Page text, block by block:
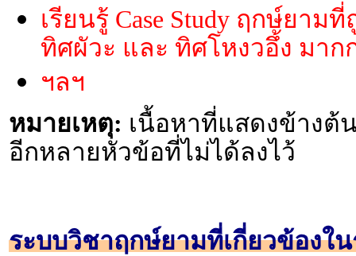
เรียนรู้ Case Study ฤกษ์ยา
ทิศผัวะ และ ทิศโหงวอึ้ง มากก
ฯลฯ
หมายเหตุ: เนื้อหาที่แสดงข้างต้
อีกหลายหัวข้อที่ไม่ได้ลงไว้
ระบบวิชาฤกษ์ยามที่เกี่ยวข้องใ